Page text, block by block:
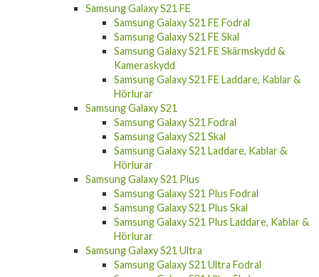
Samsung Galaxy S21 FE
Samsung Galaxy S21 FE Fodral
Samsung Galaxy S21 FE Skal
Samsung Galaxy S21 FE Skärmskydd &
Kameraskydd
Samsung Galaxy S21 FE Laddare, Kablar &
Hörlurar
Samsung Galaxy S21
Samsung Galaxy S21 Fodral
Samsung Galaxy S21 Skal
Samsung Galaxy S21 Laddare, Kablar &
Hörlurar
Samsung Galaxy S21 Plus
Samsung Galaxy S21 Plus Fodral
Samsung Galaxy S21 Plus Skal
Samsung Galaxy S21 Plus Laddare, Kablar &
Hörlurar
Samsung Galaxy S21 Ultra
Samsung Galaxy S21 Ultra Fodral